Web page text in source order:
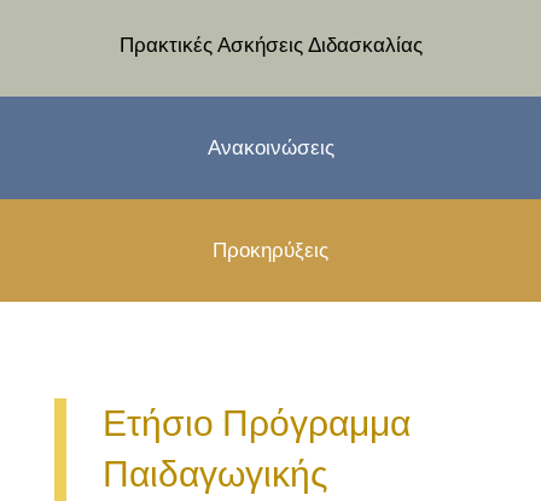
Πρακτικές Ασκήσεις Διδασκαλίας
Ανακοινώσεις
Προκηρύξεις
Ετήσιο Πρόγραμμα
Παιδαγωγικής